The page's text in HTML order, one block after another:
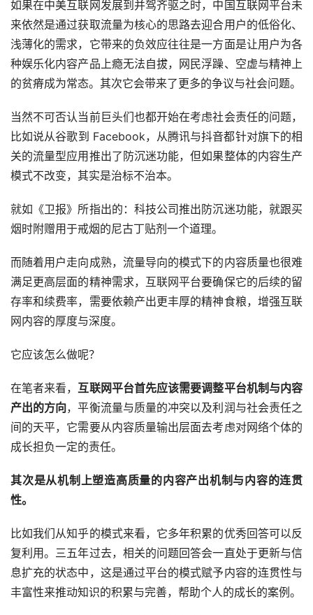
如果在中美互联网发展到并驾齐驱之时，中国互联网平台未
来依然是通过获取流量为核心的思路去迎合用户的低俗化、
浅薄化的需求，它带来的负效应往往是一方面是让用户为各
种娱乐化内容产品上瘾无法自拔，网民浮躁、空虚与精神上
的贫瘠成为常态。其次它会带来了更多的争议与社会问题。
当然不可否认当前巨头们也都开始在考虑社会责任的问题，
比如说从谷歌到 Facebook，从腾讯与抖音都针对旗下的相
关的流量型应用推出了防沉迷功能，但如果整体的内容生产
模式不改变，其实是治标不治本。
就如《卫报》所指出的：科技公司推出防沉迷功能，就跟买
烟时附赠用于戒烟的尼古丁贴剂一个道理。
而随着用户走向成熟，流量导向的模式下的内容质量也很难
满足更高层面的精神需求，互联网平台要确保它的后续的留
存率和续费率，需要依赖产出更丰厚的精神食粮，增强互联
网内容的厚度与深度。
它应该怎么做呢？
在笔者来看， 互联网平台首先应该需要调整平台机制与内容
产出的方向，平衡流量与质量的冲突以及利润与社会责任之
间的天平，它需要从内容质量输出层面去考虑对网络个体的
成长担负一定的责任。
其次是从机制上塑造高质量的内容产出机制与内容的连贯
性。
比如我们从知乎的模式来看，它多年积累的优秀回答可以反
复利用。三五年过去，相关的问题回答会一直处于更新与信
息扩充的状态中，这是通过平台的模式赋予内容的连贯性与
丰富性来推动知识的积累与完善，帮助个人的成长的案例。